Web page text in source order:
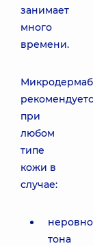
занимает
много
времени.
при
любом
типе
кожи в
случае:
тона